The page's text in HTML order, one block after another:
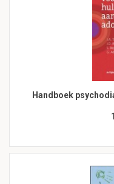
Handboek